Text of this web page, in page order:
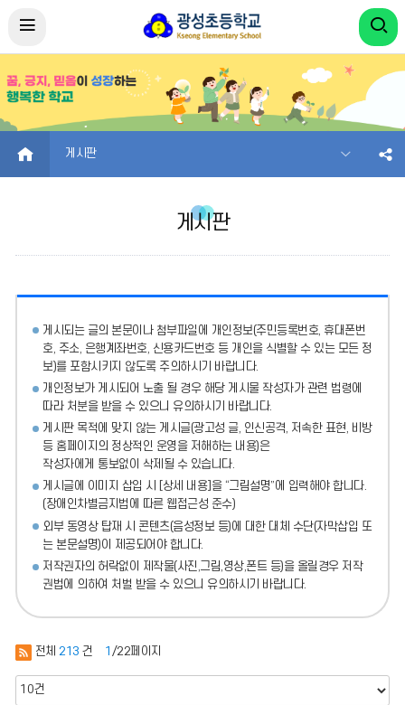
HOME 게시판
게시판
게시되는 글의 본문이나 첨부파일에
개인정보(주민등록번호, 휴대폰번
호, 주소, 은행계좌번호, 신용카드번호 등 개인을 식별할 수 있는 모든 정
보)를 포함시키지 않도록 주의하시기 바랍니다.
개인정보가 게시되어 노출 될 경우 해당 게시물 작성자가 관련 법령에
따라 처분을 받을 수 있으니 유의하시기 바랍니다.
게시판 목적에 맞지 않는 게시글(광고성 글, 인신공격, 저속한 표현, 비방
등 홈페이지의 정상적인 운영을 저해하는 내용)은
작성자에게 통보없이 삭제될 수 있습니다.
게시글에 이미지 삽입 시 [상세 내용]을 “그림설명”에 입력해야 합니다.
(장애인차별금지법에 따른 웹접근성 준수)
외부 동영상 탑재 시 콘텐츠(음성정보 등)에 대한 대체 수단(자막삽입 또
는 본문설명)이 제공되어야 합니다.
저작권자의 허락없이 제작물(사진,그림,영상,폰트 등)을 올릴경우 저작
권법에 의하여 처벌 받을 수 있으니 유의하시기 바랍니다.
전체 213 건 1 /22페이지